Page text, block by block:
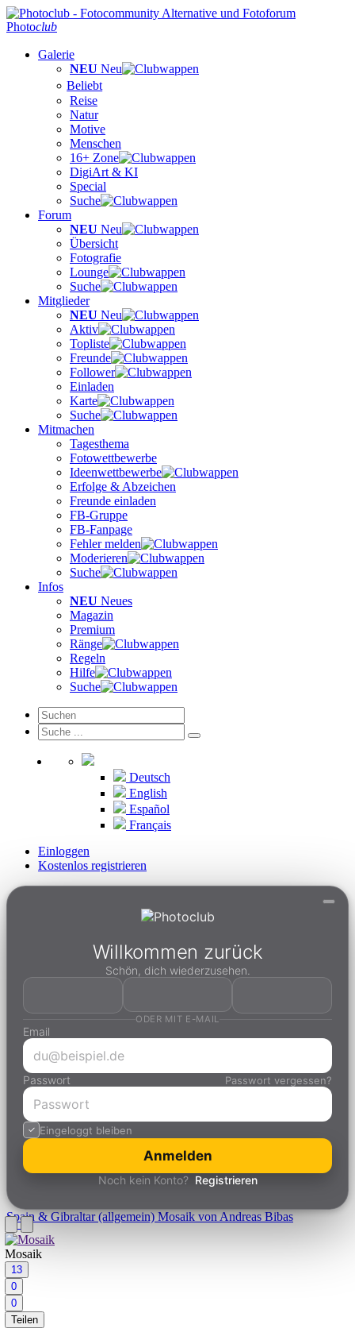
Photoclub
Galerie
NEU Neu
Beliebt
Reise
Natur
Motive
Menschen
16+ Zone
DigiArt & KI
Special
Suche
Forum
NEU Neu
Übersicht
Fotografie
Lounge
Suche
Mitglieder
NEU Neu
Aktiv
Topliste
Freunde
Follower
Einladen
Karte
Suche
Mitmachen
Tagesthema
Fotowettbewerbe
Ideenwettbewerbe
Erfolge & Abzeichen
Freunde einladen
FB-Gruppe
FB-Fanpage
Fehler melden
Moderieren
Suche
Infos
NEU Neues
Magazin
Premium
Ränge
Regeln
Hilfe
Suche
Deutsch
English
Español
Français
Einloggen
Kostenlos registrieren
Willkommen zurück
Schön, dich wiederzusehen.
ODER MIT E-MAIL
Email
Passwort Passwort vergessen?
Eingeloggt bleiben
Anmelden
Noch kein Konto? Registrieren
Spain & Gibraltar (allgemein)Mosaik von Andreas Bibas
Mosaik
13
0
0
Teilen